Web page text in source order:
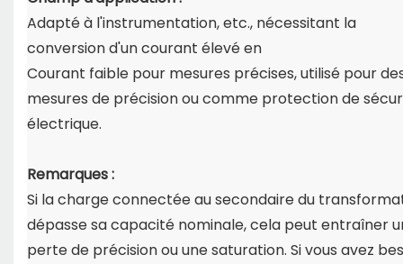
Adapté à l'instrumentation, etc., nécessitant la
conversion d'un courant élevé en
Courant faible pour mesures précises, utilisé pour
mesures de précision ou comme protection de
électrique.
Remarques :
Si la charge connectée au secondaire du
dépasse sa capacité nominale,cela peut entraîner
perte de précision ou une saturation. Si vous avez